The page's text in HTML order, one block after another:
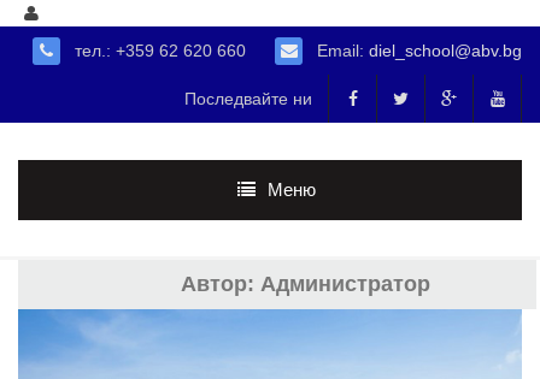
тел.: +359 62 620 660 Email: diel_school@abv.bg
Последвайте ни
Меню
Автор: Администратор